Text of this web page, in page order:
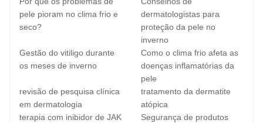
pele pioram no clima frio e
seco?
dermatologistas para
proteção da pele no
inverno
Gestão do vitiligo durante
os meses de inverno
Como o clima frio afeta as
doenças inflamatórias da
pele
revisão de pesquisa clínica
em dermatologia
tratamento da dermatite
atópica
terapia com inibidor de JAK
Segurança de produtos